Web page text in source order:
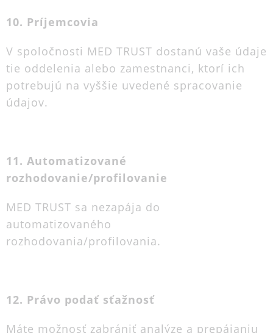
10. Príjemcovia
V spoločnosti MED TRUST dostanú vaše údaje
tie oddelenia alebo zamestnanci, ktorí ich
potrebujú na vyššie uvedené spracovanie
údajov.
11. Automatizované
rozhodovanie/profilovanie
MED TRUST sa nezapája do
automatizovaného
rozhodovania/profilovania.
12. Právo podať sťažnosť
Máte možnosť zabrániť analýze a prepájaniu